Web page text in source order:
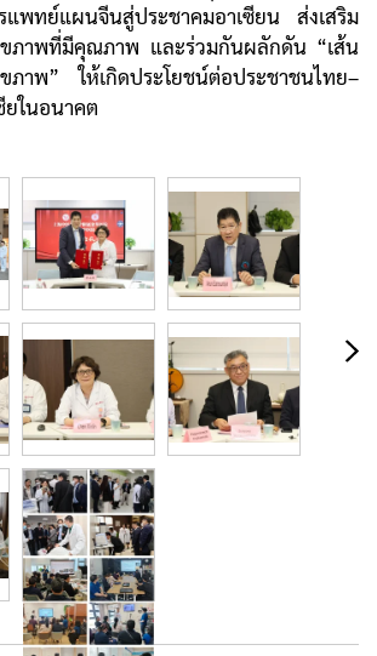
แพทย์แผนจีนสู่ประชาคมอาเซียน ส่งเสริม
ขภาพที่มีคุณภาพ และร่วมกันผลักดัน “เส้น
ภาพ” ให้เกิดประโยชน์ต่อประชาชนไทย–
ยในอนาคต